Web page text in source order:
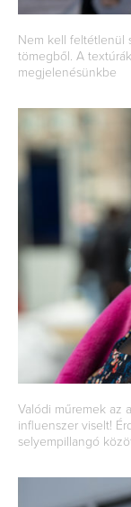
Nem kell feltétlenül
tömegből. A
megjelenésünkbe
Valódi műremek az
influenszer viselt!
selyempillangó